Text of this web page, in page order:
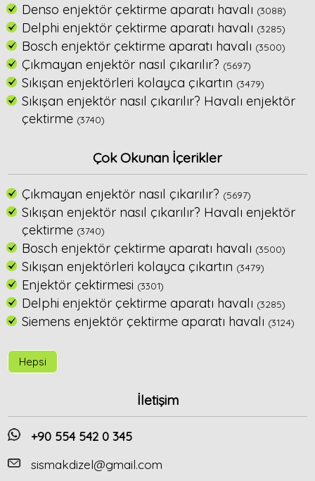
Denso enjektör çektirme aparatı havalı (3088)
Delphi enjektör çektirme aparatı havalı (3285)
Bosch enjektör çektirme aparatı havalı (3500)
Çıkmayan enjektör nasıl çıkarılır? (5697)
Sıkışan enjektörleri kolayca çıkartın (3479)
Sıkışan enjektör nasıl çıkarılır? Havalı enjektör
çektirme (3740)
Çok Okunan İçerikler
Çıkmayan enjektör nasıl çıkarılır? (5697)
Sıkışan enjektör nasıl çıkarılır? Havalı enjektör
çektirme (3740)
Bosch enjektör çektirme aparatı havalı (3500)
Sıkışan enjektörleri kolayca çıkartın (3479)
Enjektör çektirmesi (3301)
Delphi enjektör çektirme aparatı havalı (3285)
Siemens enjektör çektirme aparatı havalı (3124)
Hepsi
İletişim
+90 554 542 0 345
sismakdizel@gmail.com